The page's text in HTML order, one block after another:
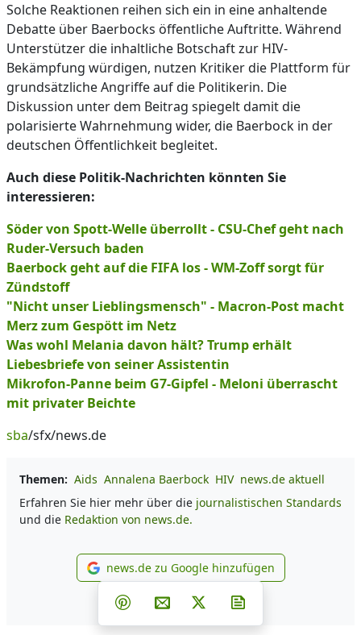
Solche Reaktionen reihen sich ein in eine anhaltende
Debatte über Baerbocks öffentliche Auftritte. Während
Unterstützer die inhaltliche Botschaft zur HIV-
Bekämpfung würdigen, nutzen Kritiker die Plattform für
grundsätzliche Angriffe auf die Politikerin. Die
Diskussion unter dem Beitrag spiegelt damit die
polarisierte Wahrnehmung wider, die Baerbock in der
deutschen Öffentlichkeit begleitet.
Auch diese Politik-Nachrichten könnten Sie
interessieren:
Söder von Spott-Welle überrollt - CSU-Chef geht nach
Ruder-Versuch baden
Baerbock geht auf die FIFA los - WM-Zoff sorgt für
Zündstoff
"Nicht unser Lieblingsmensch" - Macron-Post macht
Merz zum Gespött im Netz
Was wohl Melania davon hält? Trump erhält
Liebesbriefe von seiner Assistentin
Mikrofon-Panne beim G7-Gipfel - Meloni überrascht
mit privater Beichte
sba/sfx/news.de
Themen: Aids Annalena Baerbock HIV news.de aktuell
Erfahren Sie hier mehr über die journalistischen Standards
und die Redaktion von news.de.
news.de zu Google
news.de zu Google hinzufügen
Teilen auf Facebook
Teilen auf Whatsapp
Teilen auf Telegram
Teilen auf Pinterest
Per E-Mail teilen
Post auf X